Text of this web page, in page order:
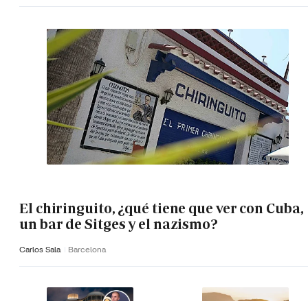
El chiringuito, ¿qué tiene que ver con Cuba,
un bar de Sitges y el nazismo?
Carlos Sala Barcelona